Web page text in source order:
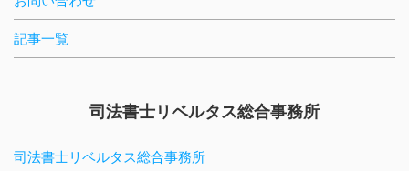
記事一覧
司法書士リベルタス総合事務所
司法書士リベルタス総合事務所